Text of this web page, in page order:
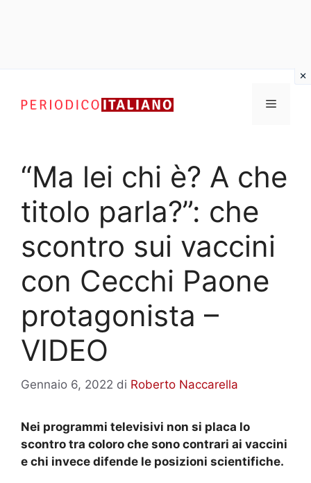
contenuto
Menu
“Ma lei chi è? A che
titolo parla?”: che
scontro sui vaccini
con Cecchi Paone
protagonista –
VIDEO
Gennaio 6, 2022 di Roberto Naccarella
Nei programmi televisivi non si placa lo
scontro tra coloro che sono contrari ai vaccini
e chi invece difende le posizioni scientifiche.